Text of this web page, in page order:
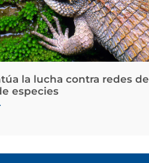
la lucha contra redes de
especies